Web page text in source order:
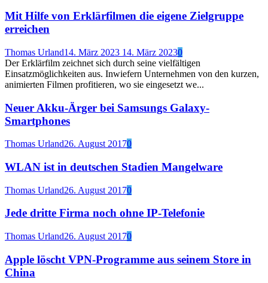
Mit Hilfe von Erklärfilmen die eigene Zielgruppe
erreichen
Thomas Urland14. März 2023 14. März 20230
Der Erklärfilm zeichnet sich durch seine vielfältigen
Einsatzmöglichkeiten aus. Inwiefern Unternehmen von den kurzen,
animierten Filmen profitieren, wo sie eingesetzt we...
Neuer Akku-Ärger bei Samsungs Galaxy-
Smartphones
Thomas Urland26. August 20170
WLAN ist in deutschen Stadien Mangelware
Thomas Urland26. August 20170
Jede dritte Firma noch ohne IP-Telefonie
Thomas Urland26. August 20170
Apple löscht VPN-Programme aus seinem Store in
China